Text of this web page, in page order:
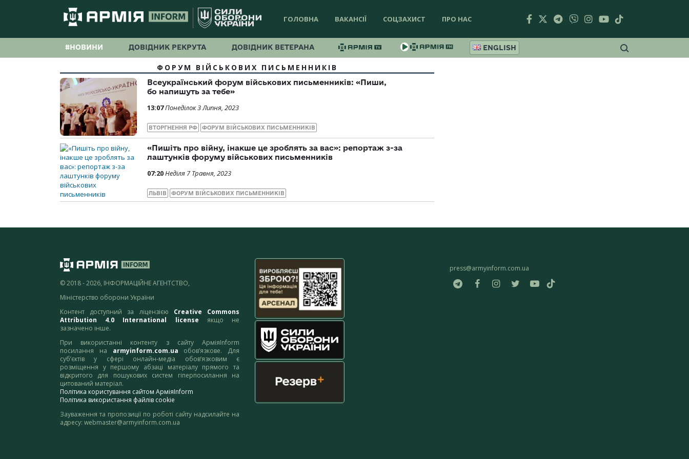
ГОЛОВНА ВАКАНСІЇ СОЦЗАХИСТ ПРО НАС
#НОВИНИ ДОВІДНИК РЕКРУТА ДОВІДНИК ВЕТЕРАНА ENGLISH
ФОРУМ ВІЙСЬКОВИХ ПИСЬМЕННИКІВ
Всеукраїнський форум військових письменників: «Пиши,
бо напишуть за тебе»
13:07Понеділок 3 Липня, 2023
ВТОРГНЕННЯ РФ ФОРУМ ВІЙСЬКОВИХ ПИСЬМЕННИКІВ
«Пишіть про війну, інакше це зроблять за вас»: репортаж з-за
лаштунків форуму військових письменників
07:20Неділя 7 Травня, 2023
ЛЬВІВ ФОРУМ ВІЙСЬКОВИХ ПИСЬМЕННИКІВ
© 2018 - 2026, ІНФОРМАЦІЙНЕ АГЕНТСТВО,
Міністерство оборони України
Контент доступний за ліцензією Creative Commons
Attribution 4.0 International license якщо не
зазначено інше.
При використанні контенту з сайту АрміяInform
посилання на armyinform.com.ua обов’язкове. Для
суб’єктів у сфері онлайн-медіа обов’язковим є
розміщення у першому абзаці матеріалу прямого та
відкритого для пошукових систем гіперпосилання на
цитований матеріал.
Політика користування сайтом АрміяInform
Політика використання файлів cookie
Зауваження та пропозиції по роботі сайту надсилайте на
адресу: webmaster@armyinform.com.ua
press@armyinform.com.ua